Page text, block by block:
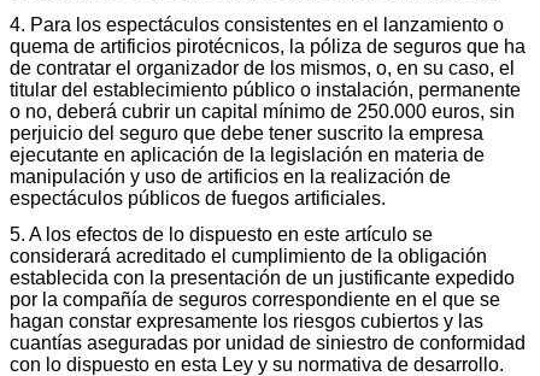
4. Para los espectáculos consistentes en el lanzamiento o
quema de artificios pirotécnicos, la póliza de seguros que ha
de contratar el organizador de los mismos, o, en su caso, el
titular del establecimiento público o instalación, permanente
o no, deberá cubrir un capital mínimo de 250.000 euros, sin
perjuicio del seguro que debe tener suscrito la empresa
ejecutante en aplicación de la legislación en materia de
manipulación y uso de artificios en la realización de
espectáculos públicos de fuegos artificiales.
5. A los efectos de lo dispuesto en este artículo se
considerará acreditado el cumplimiento de la obligación
establecida con la presentación de un justificante expedido
por la compañía de seguros correspondiente en el que se
hagan constar expresamente los riesgos cubiertos y las
cuantías aseguradas por unidad de siniestro de conformidad
con lo dispuesto en esta Ley y su normativa de desarrollo.